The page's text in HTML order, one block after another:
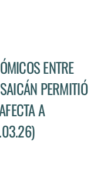
ENTRE
PERMITIÓ
A